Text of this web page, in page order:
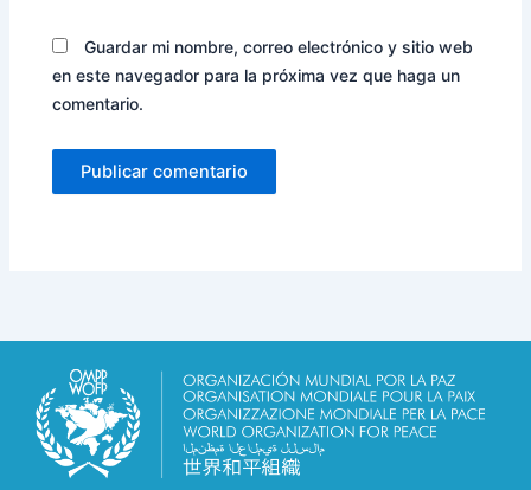
Guardar mi nombre, correo electrónico y sitio web
en este navegador para la próxima vez que haga un
comentario.